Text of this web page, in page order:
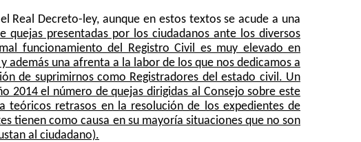
Real Decreto-ley, aunque en estos textos se acude a una
quejas presentadas por los ciudadanos ante los diversos
funcionamiento del Registro Civil es muy elevado en
además una afrenta a la labor de los que nos dedicamos a
de suprimirnos como Registradores del estado civil. Un
2014 el número de quejas dirigidas al Consejo sobre este
retrasos en la resolución de los expedientes de
tienen como causa en su mayoría situaciones que no son
al ciudadano).